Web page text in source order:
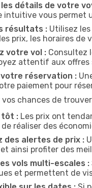
détails de votre
intuitive vous permet
résultats : Utilisez
prix, les horaires de
votre vol : Consultez
attentif aux offres
votre réservation :
paiement pour
chances de
tôt : Les prix ont
réaliser des
des alertes de prix :
ainsi profiter des
vols multi-escales :
et permettent de